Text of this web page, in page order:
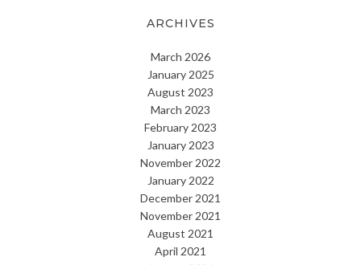
ARCHIVES
March 2026
January 2025
August 2023
March 2023
February 2023
January 2023
November 2022
January 2022
December 2021
November 2021
August 2021
April 2021